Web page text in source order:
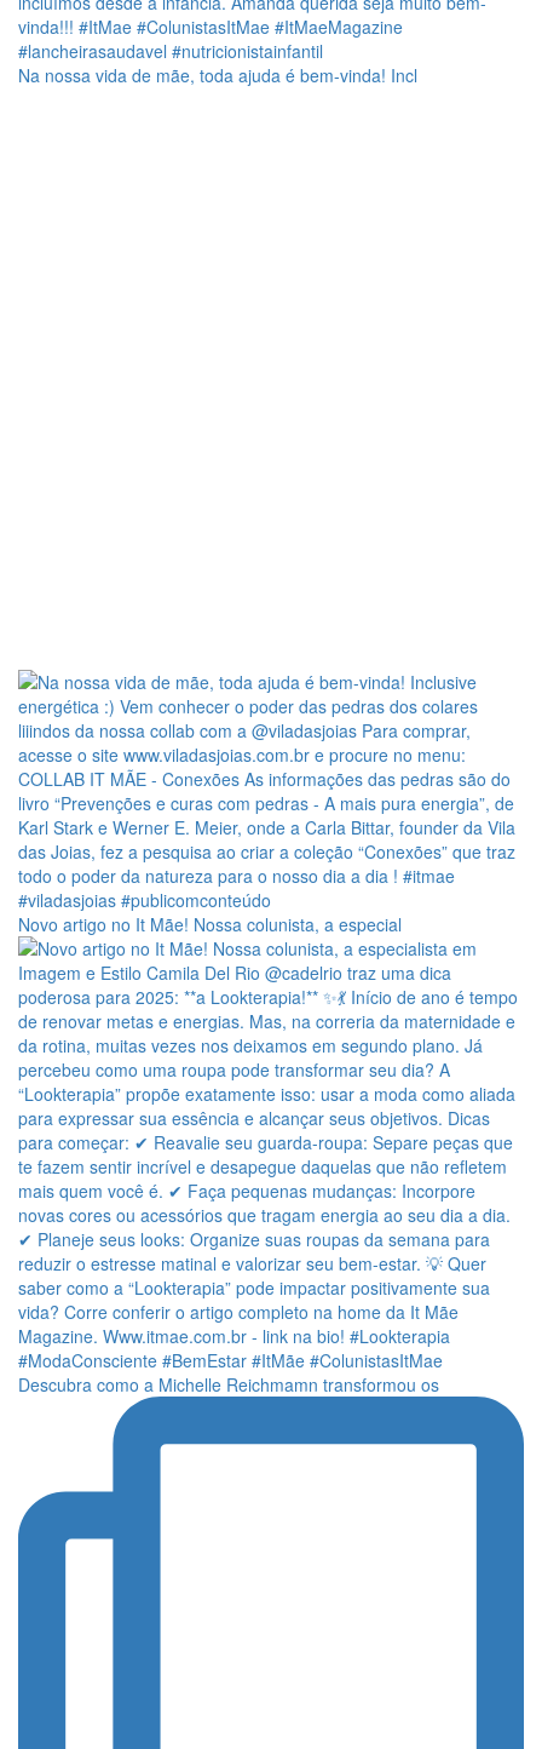
Na nossa vida de mãe, toda ajuda é bem-vinda! Incl
Novo artigo no It Mãe! Nossa colunista, a especial
Descubra como a Michelle Reichmamn transformou os